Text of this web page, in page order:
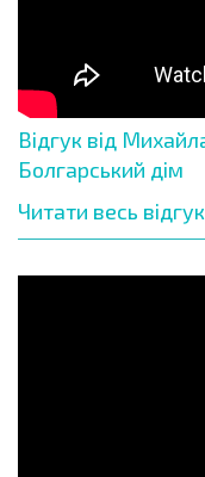
Відгук від
Болгарський дім
Читати весь відгук